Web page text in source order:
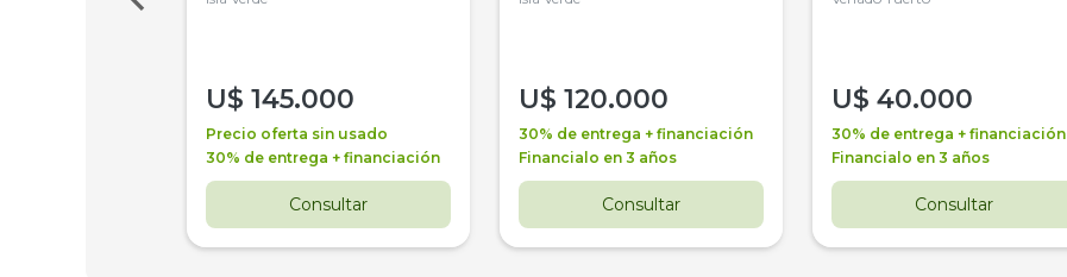
U$ 145.000
Precio oferta sin usado
30% de entrega + financiación
Consultar
U$ 120.000
30% de entrega + financiación
Financialo en 3 años
Consultar
U$ 40.000
30% de entrega + financiación
Financialo en 3 años
Consultar